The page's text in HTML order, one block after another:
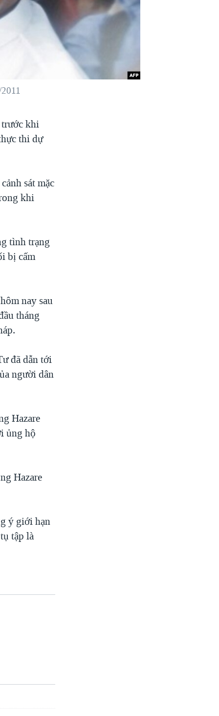
khi
thi dự
sát mặc
khi
tình trạng
bị cấm
nay sau
tháng
đã dẫn tới
người dân
Hazare
ủng hộ
Hazare
ý giới hạn
tập là